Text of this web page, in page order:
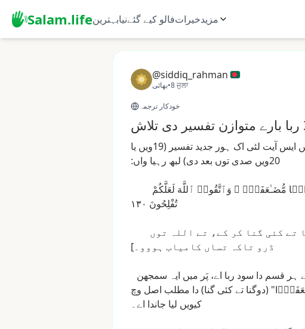
Salam.lifeبہتریننیافالو کیے گئےخیراتمزید
@siddiq_rahman
بھائی•8 ਜੁਲਾ
خودکار ترجمہ
ایس آیت لئی اک ہور جدید تفسیر (19ویں
یا
20ویں
صدی توں بعد دی) لبھ رہیا واں:
مُّضَـٰعَفَةًۭ وَٱتَّقُوا۟ ٱللَّهَ لَعَلَّكُمْ
تُفْلِحُونَ ١٣٠
تے کئی گنا کر کے، تے اللہ توں
ڈرو تاکہ تساں کامیاب ہووو۔]
ہر قسم دا سود ربا اے، پَر میں ایہ سمجھن
(دوگنا تےکئی گنا)دا مطلب اصل وچ
کیویں لیا جاندا اے۔